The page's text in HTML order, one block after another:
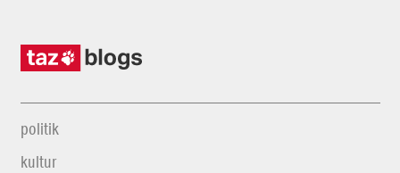
politik
kultur